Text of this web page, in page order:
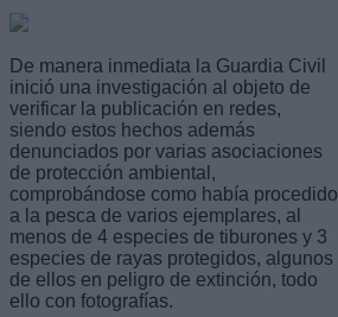
De manera inmediata la Guardia Civil
inició una investigación al objeto de
verificar la publicación en redes,
siendo estos hechos además
denunciados por varias asociaciones
de protección ambiental,
comprobándose como había procedido
a la pesca de varios ejemplares, al
menos de 4 especies de tiburones y 3
especies de rayas protegidos, algunos
de ellos en peligro de extinción, todo
ello con fotografías.